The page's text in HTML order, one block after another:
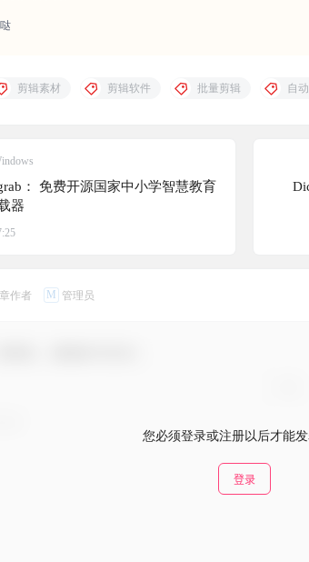
剪辑素材 剪辑软件 批量剪辑 自
： 免费开源国家中小学智慧教育
器
作者 M 管理员
您必须登录或注册以后才能
登录